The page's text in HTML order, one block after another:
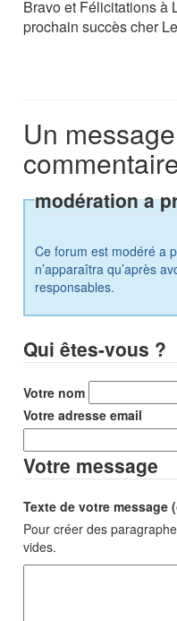
Bravo et Félicitations à
prochain succès cher
Un
modération a
Ce forum est modéré a
n’apparaîtra qu’après
responsables.
Qui êtes-vous ?
Votre nom
Votre adresse email
Votre message
Texte de votre message
Pour créer des
vides.